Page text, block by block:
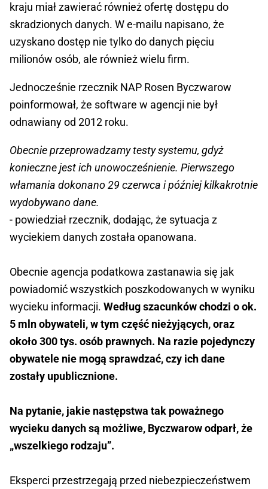
kraju miał zawierać również ofertę dostępu do
skradzionych danych. W e-mailu napisano, że
uzyskano dostęp nie tylko do danych pięciu
milionów osób, ale również wielu firm.
Jednocześnie rzecznik NAP Rosen Byczwarow
poinformował, że software w agencji nie był
odnawiany od 2012 roku.
Obecnie przeprowadzamy testy systemu, gdyż
konieczne jest ich unowocześnienie. Pierwszego
włamania dokonano 29 czerwca i później kilkakrotnie
wydobywano dane.
- powiedział rzecznik, dodając, że sytuacja z
wyciekiem danych została opanowana.
Obecnie agencja podatkowa zastanawia się jak
powiadomić wszystkich poszkodowanych w wyniku
wycieku informacji. Według szacunków chodzi o ok.
5 mln obywateli, w tym część nieżyjących, oraz
około 300 tys. osób prawnych. Na razie pojedynczy
obywatele nie mogą sprawdzać, czy ich dane
zostały upublicznione.
Na pytanie, jakie następstwa tak poważnego
wycieku danych są możliwe, Byczwarow odparł, że
„wszelkiego rodzaju”.
Eksperci przestrzegają przed niebezpieczeństwem